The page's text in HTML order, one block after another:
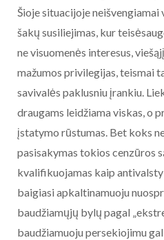
Šioje situacijoje
šakų susiliejimas, kur
ne visuomenės interesus,
mažumos privilegijas, teismai
savivalės paklusniu įrankiu.
draugams leidžiama viskas, o
įstatymo rūstumas. Bet koks
pasisakymas tokios cenzūros
kvalifikuojamas kaip
baigiasi apkaltinamuoju
baudžiamųjų bylų pagal
baudžiamuoju persekiojimu